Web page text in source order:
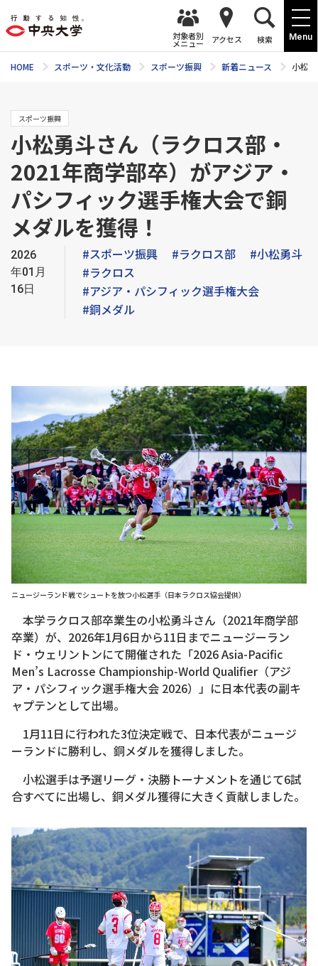
Menu
対象者別
メニュー アクセス 検索
HOME スポーツ・文化活動 スポーツ振興 新着ニュース 小松
スポーツ振興
小松勇斗さん（ラクロス部・
2021年商学部卒）がアジア・
パシフィック選手権大会で銅
メダルを獲得！
2026
年01月
16日
#スポーツ振興 #ラクロス部
#小松勇斗
#ラクロス
#アジア・パシフィック選手権大会
#銅メダル
ニュージーランド戦でシュートを放つ小松選手（日本ラクロス協会提供）
本学ラクロス部卒業生の小松勇斗さん（2021年商学部
卒業）が、2026年1月6日から11日までニュージーラン
ド・ウェリントンにて開催された「2026 Asia-Pacific
Men’s Lacrosse Championship-World Qualifier（アジ
ア・パシフィック選手権大会 2026）」に日本代表の副キ
ャプテンとして出場。
1月11日に行われた3位決定戦で、日本代表がニュージ
ーランドに勝利し、銅メダルを獲得しました。
小松選手は予選リーグ・決勝トーナメントを通じて6試
合すべてに出場し、銅メダル獲得に大きく貢献しました。